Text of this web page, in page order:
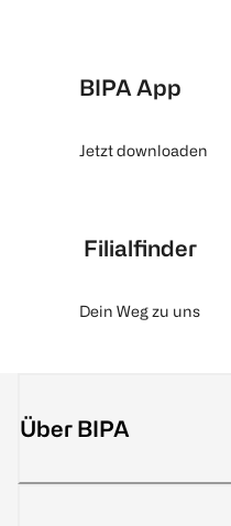
BIPA App
Jetzt downloaden
Filialfinder
Dein Weg zu uns
Über BIPA